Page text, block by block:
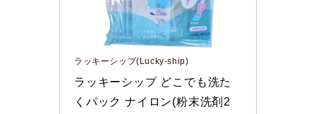
ラッキーシップ(Lucky-ship)
ラッキーシップ どこでも洗た
くパック ナイロン(粉末洗剤2